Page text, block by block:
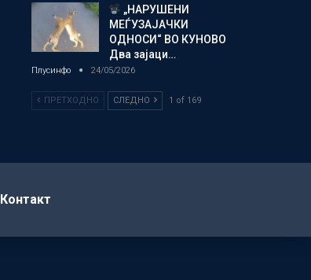
„НАРУШЕНИ
МЕЃУЗАЈАЧКИ
ОДНОСИ“ ВО КУНОВО
Два зајаци…
Плусинфо 24/05/2026
ПРЕТХОДНО СЛЕДНО 1 of 169
Контакт